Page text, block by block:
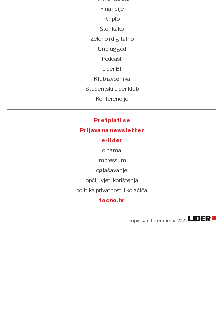
Financije
Kripto
Što i kako
Zeleno i digitalno
Unplugged
Podcast
Lider BI
Klub izvoznika
Studentski Lider klub
Konferencije
Pretplati se
Prijava na newsletter
e-lider
o nama
impressum
oglašavanje
opći uvjeti korištenja
politika privatnosti i kolačića
tocno.hr
copyright lider media 2025.